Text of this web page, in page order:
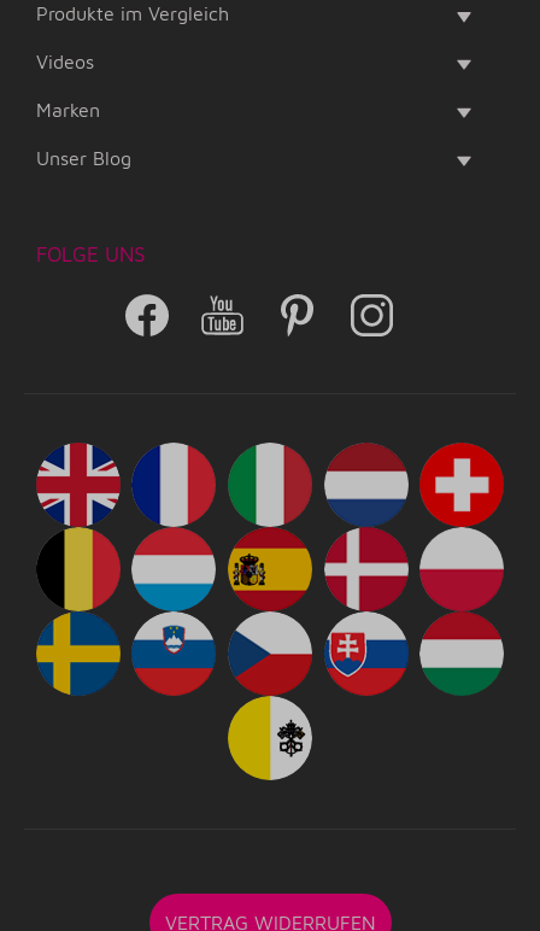
Produkte im Vergleich
Videos
Marken
Unser Blog
FOLGE UNS
VERTRAG WIDERRUFEN